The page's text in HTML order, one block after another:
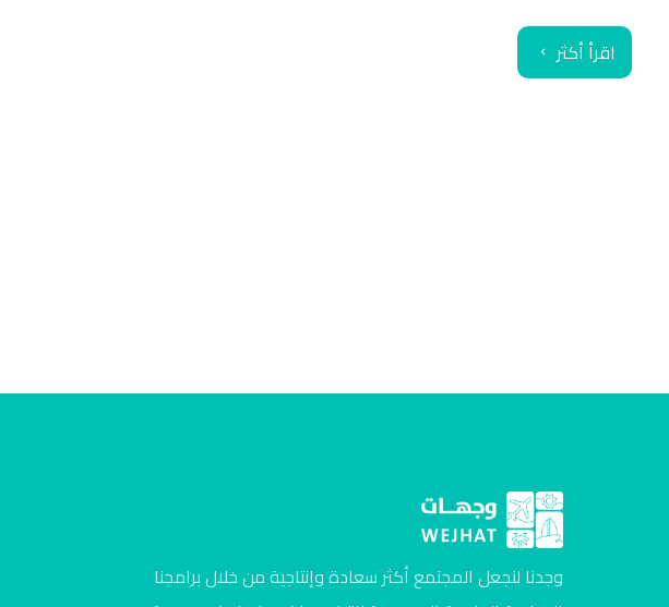
اقرأ أكثر
وجدنا لنجعل المجتمع أكثر سعادة وإنتاجية من خلال برامجنا